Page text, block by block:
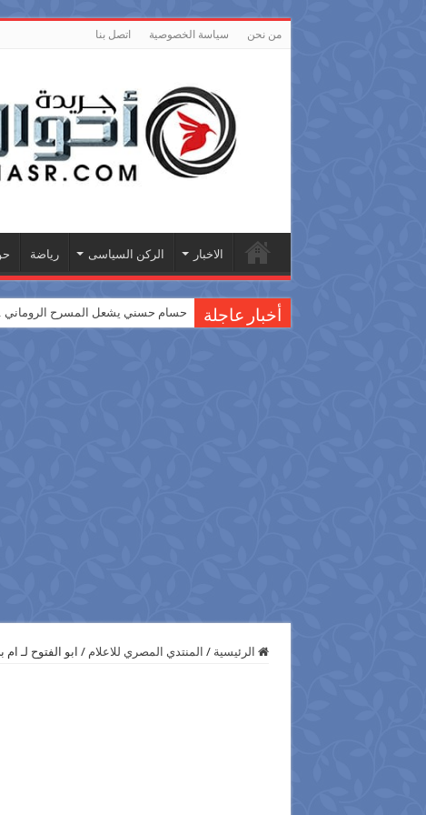
من نحن سياسة الخصوصية اتصل بنا
الاخبار الركن السياسى رياضة
أخبار عاجلة حسام حسني يشعل المسرح الروماني
الرئيسية / المنتدي المصري للاعلام / ابو الفتوح لـ